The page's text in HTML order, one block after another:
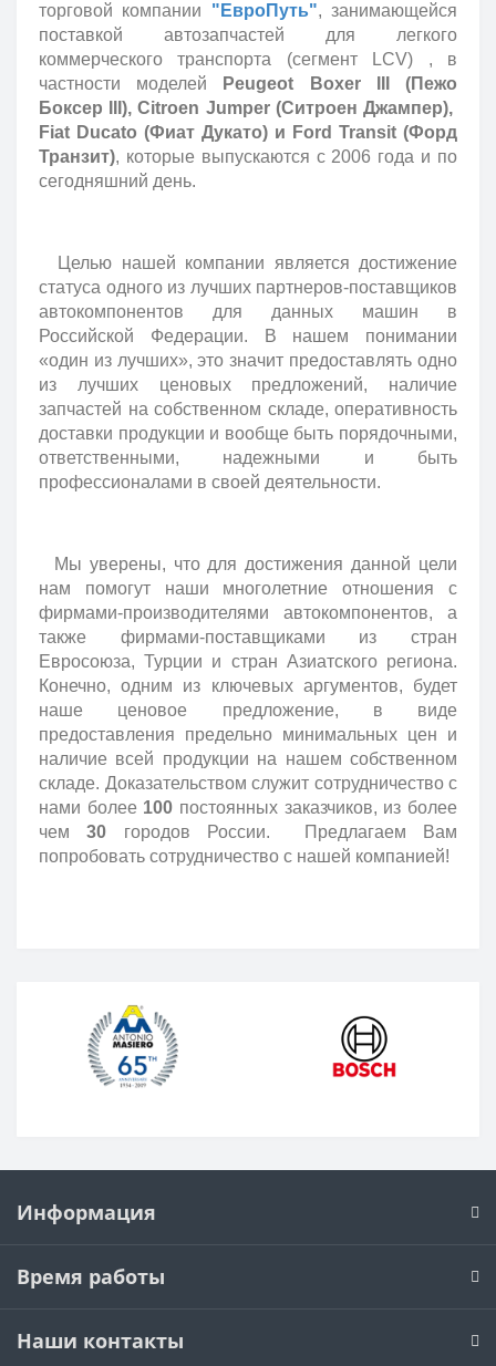
торговой компании "ЕвроПуть", занимающейся
поставкой автозапчастей для легкого
коммерческого транспорта (сегмент LCV) , в
частности моделей
Peugeot Boxer III (Пежо
Боксер III), Citroen Jumper (Ситроен Джампер),
Fiat Ducato (Фиат Дукато) и Ford Transit (Форд
Транзит), которые выпускаются с 2006 года и по
сегодняшний день.
Целью нашей компании является достижение
статуса одного из лучших партнеров-поставщиков
автокомпонентов для данных машин в
Российской Федерации. В нашем понимании
«один из лучших», это значит предоставлять одно
из лучших ценовых предложений, наличие
запчастей на собственном складе, оперативность
доставки продукции и вообще быть порядочными,
ответственными, надежными и быть
профессионалами в своей деятельности.
Мы уверены, что для достижения данной цели
нам помогут наши многолетние отношения с
фирмами-производителями автокомпонентов, а
также фирмами-поставщиками из стран
Евросоюза, Турции и стран Азиатского региона.
Конечно, одним из ключевых аргументов, будет
наше ценовое предложение, в виде
предоставления предельно минимальных цен и
наличие всей продукции на нашем собственном
складе. Доказательством служит сотрудничество с
нами более 100 постоянных заказчиков, из более
чем30 городов России. Предлагаем Вам
попробовать сотрудничество с нашей компанией!
Информация
Время работы
Наши контакты